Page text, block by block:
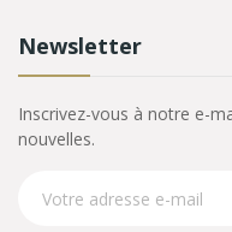
Newsletter
Inscrivez-vous à notre e-
nouvelles.